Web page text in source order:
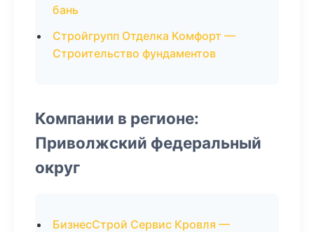
бань
Стройгрупп Отделка Комфорт —
Строительство фундаментов
Компании в регионе:
Приволжский федеральный
округ
БизнесСтрой Сервис Кровля —